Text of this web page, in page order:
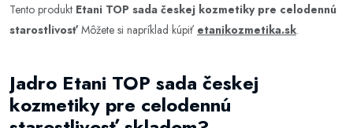
Tento produkt Etani TOP sada českej kozmetiky pre celodennú
starostlivosťMôžete si napríklad kúpiť etanikozmetika.sk.
Jadro Etani TOP sada českej
kozmetiky pre celodennú